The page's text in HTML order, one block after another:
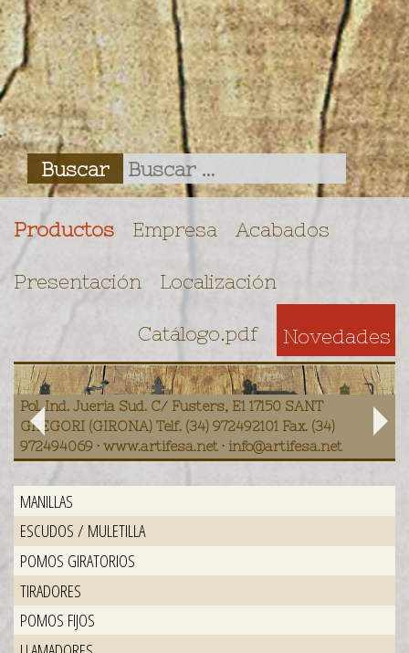
Productos Empresa Acabados
Presentación Localización
Novedades
Catálogo.pdf
Pol. Ind. Jueria Sud. C/ Fusters, E1 17150 SANT
GREGORI (GIRONA) Telf. (34) 972492101 Fax. (34)
972494069 · www.artifesa.net · info@artifesa.net
MANILLAS
ESCUDOS / MULETILLA
POMOS GIRATORIOS
TIRADORES
POMOS FIJOS